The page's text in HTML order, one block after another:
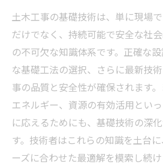
土木工事の基礎技術は、単に現場
だけでなく、持続可能で安全な社
の不可欠な知識体系です。正確な
な基礎工法の選択、さらに最新技
事の品質と安全性が確保されます
エネルギー、資源の有効活用とい
に応えるためにも、基礎技術の深
す。技術者はこれらの知識を土台
ーズに合わせた最適解を模索し続け